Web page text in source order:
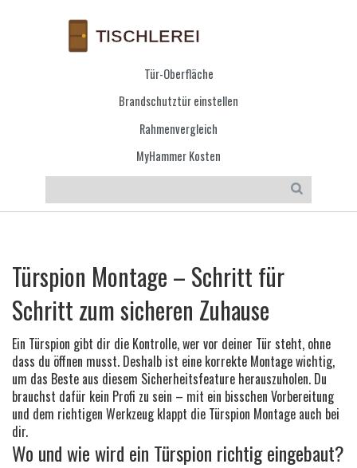
Tür-Oberfläche
Brandschutztür einstellen
Rahmenvergleich
MyHammer Kosten
Türspion Montage – Schritt für
Schritt zum sicheren Zuhause
Ein Türspion gibt dir die Kontrolle, wer vor deiner Tür steht, ohne
dass du öffnen musst. Deshalb ist eine korrekte Montage wichtig,
um das Beste aus diesem Sicherheitsfeature herauszuholen. Du
brauchst dafür kein Profi zu sein – mit ein bisschen Vorbereitung
und dem richtigen Werkzeug klappt die Türspion Montage auch bei
dir.
Wo und wie wird ein Türspion richtig eingebaut?